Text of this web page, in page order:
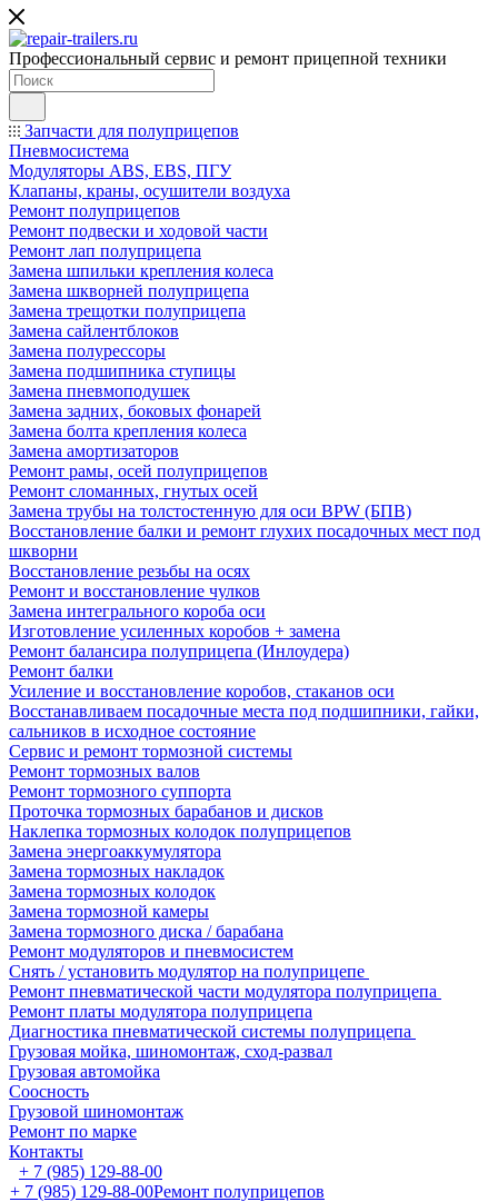
Профессиональный сервис и ремонт прицепной техники
Запчасти для полуприцепов
Пневмосистема
Модуляторы ABS, EBS, ПГУ
Клапаны, краны, осушители воздуха
Ремонт полуприцепов
Ремонт подвески и ходовой части
Ремонт лап полуприцепа
Замена шпильки крепления колеса
Замена шкворней полуприцепа
Замена трещотки полуприцепа
Замена сайлентблоков
Замена полурессоры
Замена подшипника ступицы
Замена пневмоподушек
Замена задних, боковых фонарей
Замена болта крепления колеса
Замена амортизаторов
Ремонт рамы, осей полуприцепов
Ремонт сломанных, гнутых осей
Замена трубы на толстостенную для оси BPW (БПВ)
Восстановление балки и ремонт глухих посадочных мест под
шкворни
Восстановление резьбы на осях
Ремонт и восстановление чулков
Замена интегрального короба оси
Изготовление усиленных коробов + замена
Ремонт балансира полуприцепа (Инлоудера)
Ремонт балки
Усиление и восстановление коробов, стаканов оси
Восстанавливаем посадочные места под подшипники, гайки,
сальников в исходное состояние
Сервис и ремонт тормозной системы
Ремонт тормозных валов
Ремонт тормозного суппорта
Проточка тормозных барабанов и дисков
Наклепка тормозных колодок полуприцепов
Замена энергоаккумулятора
Замена тормозных накладок
Замена тормозных колодок
Замена тормозной камеры
Замена тормозного диска / барабана
Ремонт модуляторов и пневмосистем
Снять / установить модулятор на полуприцепе
Ремонт пневматической части модулятора полуприцепа
Ремонт платы модулятора полуприцепа
Диагностика пневматической системы полуприцепа
Грузовая мойка, шиномонтаж, сход-развал
Грузовая автомойка
Соосность
Грузовой шиномонтаж
Ремонт по марке
Контакты
+ 7 (985) 129-88-00
+ 7 (985) 129-88-00Ремонт полуприцепов